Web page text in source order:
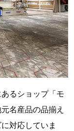
るショップ「モ
名産品の品揃え
対応していま